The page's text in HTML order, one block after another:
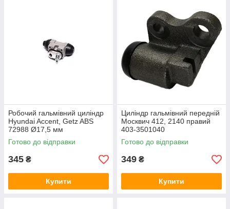
Робочий гальмівний циліндр
Hyundai Accent, Getz ABS
72988 Ø17,5 мм
Готово до відправки
345 ₴
Купити
Циліндр гальмівний передній
Москвич 412, 2140 правий
403-3501040
Готово до відправки
349 ₴
Купити